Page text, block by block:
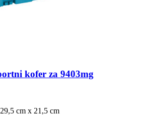
kofer za 9403mg
cm x 21,5 cm